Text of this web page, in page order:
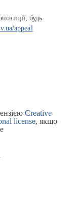
будь
appeal
Creative
license, якщо